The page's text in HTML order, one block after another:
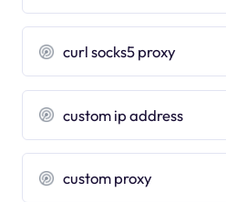
curl socks5 proxy
custom ip address
custom proxy